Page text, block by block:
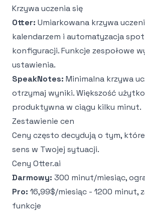
Krzywa uczenia się
Otter: Umiarkowana krzywa
kalendarzem i automatyzacja
konfiguracji. Funkcje zespołowe
ustawienia.
SpeakNotes: Minimalna krzywa
otrzymaj wyniki. Większość
produktywna w ciągu kilku minut.
Zestawienie cen
Ceny często decydują o tym,
sens w Twojej sytuacji.
Ceny Otter.ai
Darmowy: 300 minut/miesiąc,
Pro: 16,99$/miesiąc - 1200 minut,
funkcje